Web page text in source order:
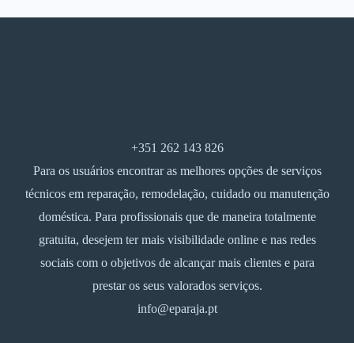
+351 262 143 826
Para os usuários encontrar as melhores opções de serviços
técnicos em reparação, remodelação, cuidado ou manutenção
doméstica. Para profissionais que de maneira totalmente
gratuita, desejem ter mais visibilidade online e nas redes
sociais com o objetivos de alcançar mais clientes e para
prestar os seus valorados serviços.
info@eparaja.pt